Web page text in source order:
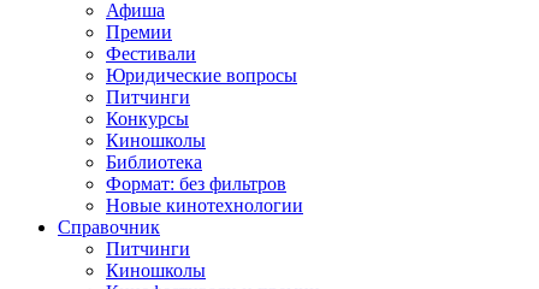
Афиша
Премии
Фестивали
Юридические вопросы
Питчинги
Конкурсы
Киношколы
Библиотека
Формат: без фильтров
Новые кинотехнологии
Справочник
Питчинги
Киношколы